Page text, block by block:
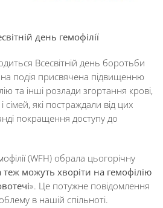
день гемофілії
Всесвітній день боротьби
подія присвячена підвищенню
та інші розлади згортання крові,
сімей, які постраждали від цих
покращення доступу до
(WFH) обрала цьогорічну
теж можуть хворіти на гемофілію
ечі». Це потужне повідомлення
в нашій спільноті.